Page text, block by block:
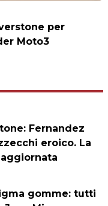
per
Moto3
Fernandez
eroico. La
gomme: tutti